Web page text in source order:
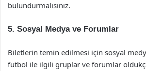
bulundurmalısınız.
5. Sosyal Medya ve Forumlar
Biletlerin temin edilmesi için sosyal
futbol ile ilgili gruplar ve forumlar